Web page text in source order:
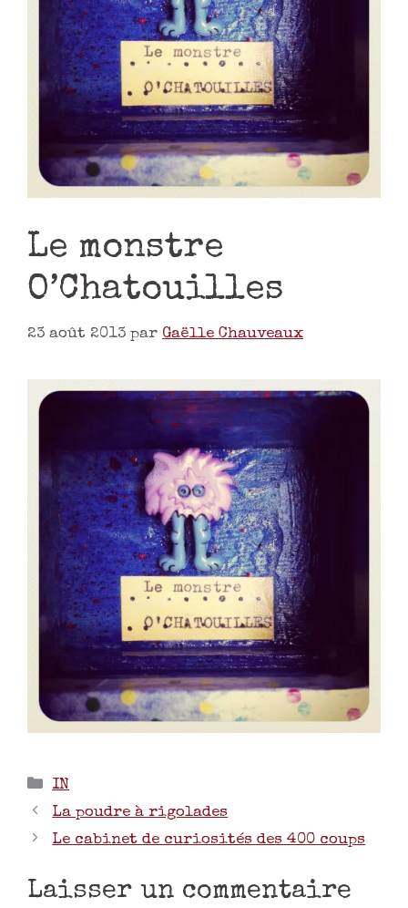
Le monstre
O’Chatouilles
23 août 2013 par Gaëlle Chauveaux
IN
La poudre à rigolades
Le cabinet de curiosités des 400 coups
Laisser un commentaire